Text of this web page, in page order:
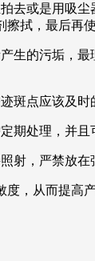
去或是用吸
拭，最后再
生的污垢，
点应该及
期处理，并且
，严禁放
，从而提